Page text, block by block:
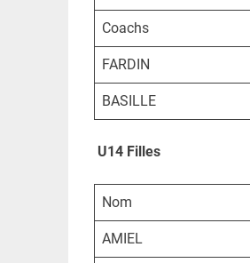
Coachs
FARDIN
BASILLE
U14 Filles
Nom
AMIEL